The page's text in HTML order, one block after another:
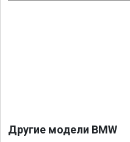
Другие модели BMW